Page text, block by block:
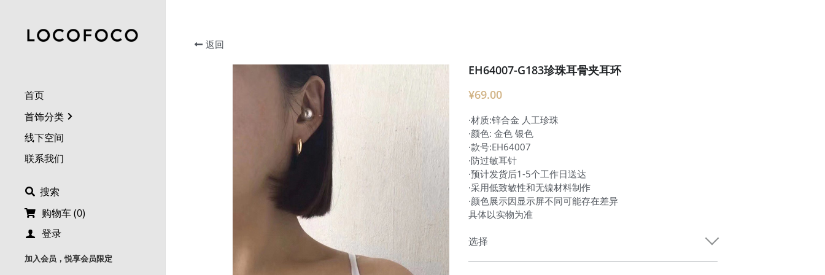
首页
首饰分类
线下空间
联系我们
搜索
购物车(0)
登录
加入会员，悦享会员限定
返回
EH64007-G183珍珠耳骨夹耳环
¥69.00
·材质:锌合金 人工珍珠
·颜色: 金色 银色
·款号:EH64007
·防过敏耳针
·预计发货后1-5个工作日送达
·采用低致敏性和无镍材料制作
·颜色展示因显示屏不同可能存在差异
具体以实物为准
选择